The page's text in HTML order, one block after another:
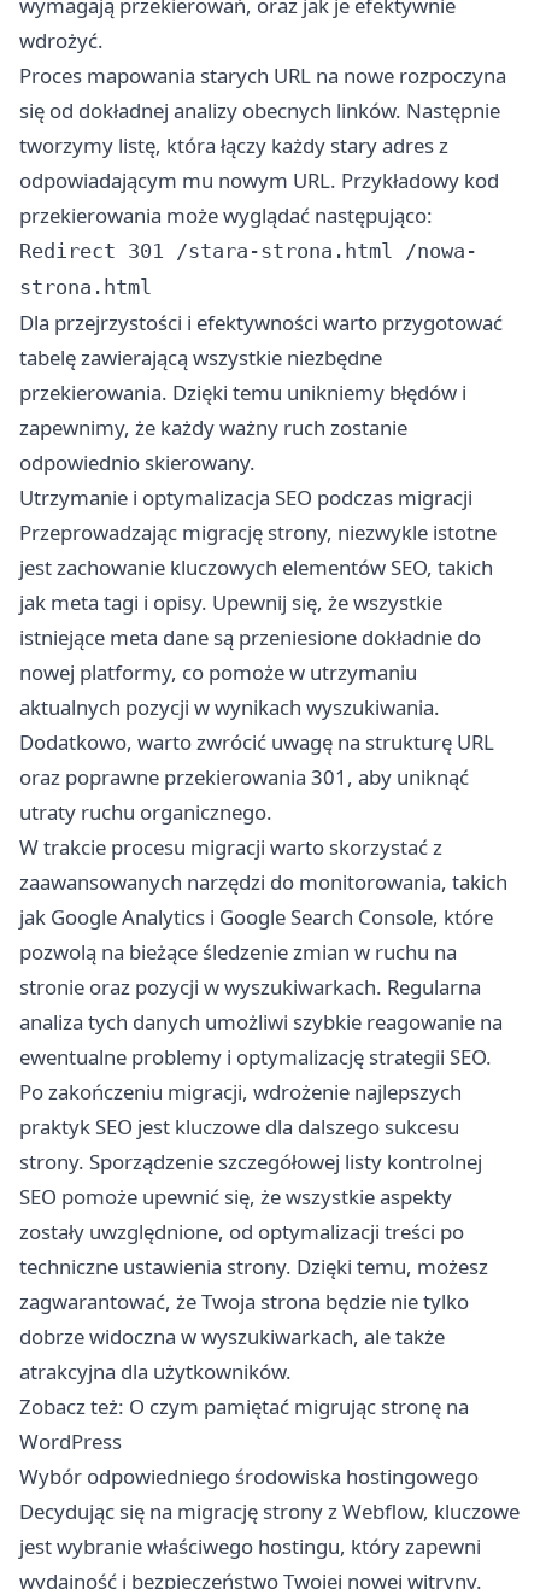
wymagają przekierowań, oraz jak je efektywnie
wdrożyć.
Proces mapowania starych URL na nowe rozpoczyna
się od dokładnej analizy obecnych linków. Następnie
tworzymy listę, która łączy każdy stary adres z
odpowiadającym mu nowym URL. Przykładowy kod
przekierowania może wyglądać następująco:
Redirect 301 /stara-strona.html /nowa-
strona.html
Dla przejrzystości i efektywności warto przygotować
tabelę zawierającą wszystkie niezbędne
przekierowania. Dzięki temu unikniemy błędów i
zapewnimy, że każdy ważny ruch zostanie
odpowiednio skierowany.
Utrzymanie i optymalizacja SEO podczas migracji
Przeprowadzając migrację strony, niezwykle istotne
jest zachowanie kluczowych elementów SEO, takich
jak meta tagi i opisy. Upewnij się, że wszystkie
istniejące meta dane są przeniesione dokładnie do
nowej platformy, co pomoże w utrzymaniu
aktualnych pozycji w wynikach wyszukiwania.
Dodatkowo, warto zwrócić uwagę na strukturę URL
oraz poprawne przekierowania 301, aby uniknąć
utraty ruchu organicznego.
W trakcie procesu migracji warto skorzystać z
zaawansowanych narzędzi do monitorowania, takich
jak Google Analytics i Google Search Console, które
pozwolą na bieżące śledzenie zmian w ruchu na
stronie oraz pozycji w wyszukiwarkach. Regularna
analiza tych danych umożliwi szybkie reagowanie na
ewentualne problemy i optymalizację strategii SEO.
Po zakończeniu migracji, wdrożenie najlepszych
praktyk SEO jest kluczowe dla dalszego sukcesu
strony. Sporządzenie szczegółowej listy kontrolnej
SEO pomoże upewnić się, że wszystkie aspekty
zostały uwzględnione, od optymalizacji treści po
techniczne ustawienia strony. Dzięki temu, możesz
zagwarantować, że Twoja strona będzie nie tylko
dobrze widoczna w wyszukiwarkach, ale także
atrakcyjna dla użytkowników.
Zobacz też: O czym pamiętać migrując stronę na
WordPress
Wybór odpowiedniego środowiska hostingowego
Decydując się na migrację strony z Webflow, kluczowe
jest wybranie właściwego hostingu, który zapewni
wydajność i bezpieczeństwo Twojej nowej witryny.